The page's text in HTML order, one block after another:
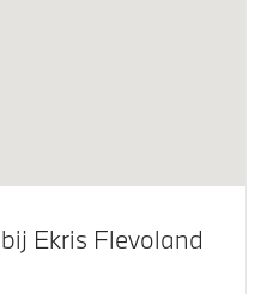
Ekris Flevoland